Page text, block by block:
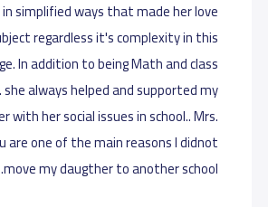
simplified ways that made her love
regardless it's complexity in this
In addition to being Math and class
she always helped and supported my
with her social issues in school.. Mrs.
are one of the main reasons I didnot
move my daugther to another school.